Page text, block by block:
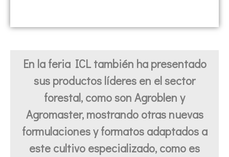
En la feria ICL también ha presentado
sus productos líderes en el sector
forestal, como son Agroblen y
Agromaster, mostrando otras nuevas
formulaciones y formatos adaptados a
este cultivo especializado, como es